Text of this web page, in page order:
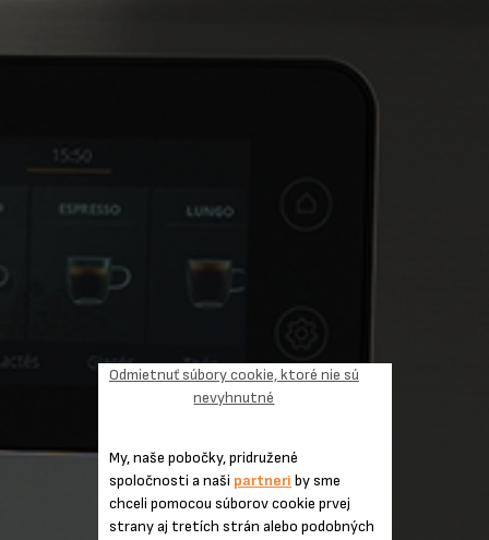
My, naše pobočky, pridružené
spoločnosti a naši partneri by sme
chceli pomocou súborov cookie prvej
strany aj tretích strán alebo podobných
Odmietnuť súbory cookie, ktoré nie sú
nevyhnutné